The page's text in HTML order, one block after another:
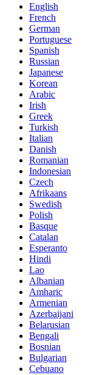
English
French
German
Portuguese
Spanish
Russian
Japanese
Korean
Arabic
Irish
Greek
Turkish
Italian
Danish
Romanian
Indonesian
Czech
Afrikaans
Swedish
Polish
Basque
Catalan
Esperanto
Hindi
Lao
Albanian
Amharic
Armenian
Azerbaijani
Belarusian
Bengali
Bosnian
Bulgarian
Cebuano